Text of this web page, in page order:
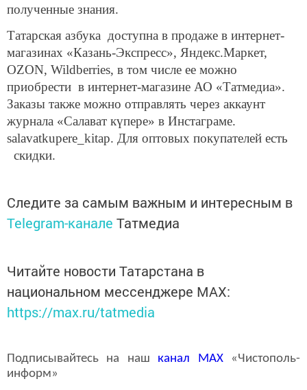
полученные знания.
Татарская азбука доступна в продаже в интернет-
магазинах «Казань-Экспресс», Яндекс.Маркет,
OZON, Wildberries, в том числе ее можно
приобрести в интернет-магазине АО «Татмедиа».
Заказы также можно отправлять через аккаунт
журнала «Салават күпере» в Инстаграме.
salavatkupere_kitap. Для оптовых покупателей есть
скидки.
Следите за самым важным и интересным в
Telegram-канале Татмедиа
Читайте новости Татарстана в
национальном мессенджере MАХ:
https://max.ru/tatmedia
Подписывайтесь на наш канал MAX«Чистополь-
информ»